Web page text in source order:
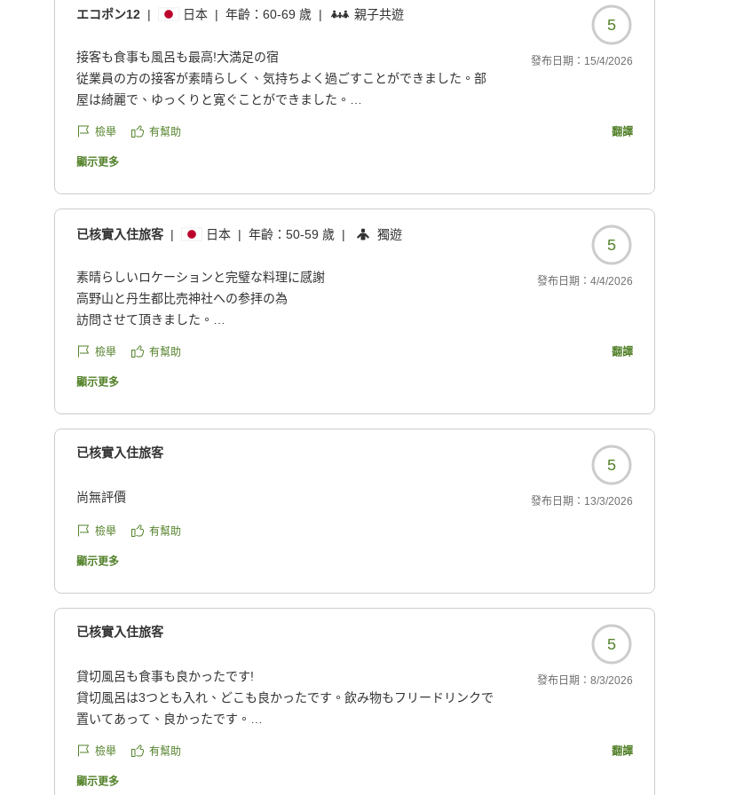
エコポン12 | 日本 | 年齡：60-69 歲 | 親子共遊
5
接客も食事も風呂も最高!大満足の宿
従業員の方の接客が素晴らしく、気持ちよく過ごすことができました。部
屋は綺麗で、ゆっくりと寛ぐことができました。
る所がすぐに分かりました。貸し切り風呂なので、他人に気兼ねすること
なく落ち着いて入浴することができました。私は3つとも入りました。
のスタッフの態度も良好で、シェフの挨拶もあり、気持ちよく食事を楽し
むことができました。
高野山の近くにこんな素敵な宿があるとは思いませんでした。大満足で
す。
クチコミの詳細はこちらから
reviewId=33123477390102
發布日期： 15/4/2026
檢舉 有幫助 翻譯
顯示更多
已核實入住旅客 | 日本 | 年齡：50-59 歲 | 獨遊
5
素晴らしいロケーションと完璧な料理に感謝
高野山と丹生都比売神社への参拝の為
訪問させて頂きました。
少し桜は早かったですが、
素晴らしいロケーションでのんびりした休暇を
ホテルとしての設備・清潔さ・サービスは
スタッフの方々も皆さん親切で
沼な場所だなぁと思いながら滞在(笑)
お料理・アルコールも
苦手食材が多くご迷惑をお掛けしましたが
距離的と現実的問題有り
なかなか気軽に伺う事は
難しいですが、
また日頃の頑張りのご褒美に
發布日期： 4/4/2026
檢舉 有幫助 翻譯
顯示更多
已核實入住旅客
5
尚無評價 發布日期： 13/3/2026
檢舉 有幫助
顯示更多
已核實入住旅客
5
貸切風呂も食事も良かったです!
貸切風呂は3つとも入れ、どこも良かったです。飲み物もフリードリンクで
置いてあって、良かったです。
クチコミの詳細はこちらから
https://review.travel.rakuten.co.jp/hotel/voice/146125?
發布日期： 8/3/2026
檢舉 有幫助 翻譯
顯示更多